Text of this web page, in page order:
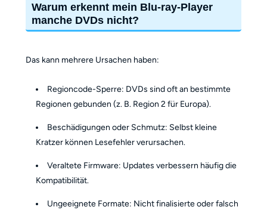
Warum erkennt mein Blu-ray-Player
manche DVDs nicht?
Das kann mehrere Ursachen haben:
Regioncode-Sperre: DVDs sind oft an bestimmte
Regionen gebunden (z. B. Region 2 für Europa).
Beschädigungen oder Schmutz: Selbst kleine
Kratzer können Lesefehler verursachen.
Veraltete Firmware: Updates verbessern häufig die
Kompatibilität.
Ungeeignete Formate: Nicht finalisierte oder falsch